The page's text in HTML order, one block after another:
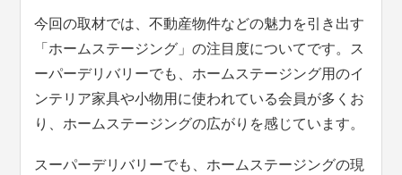
今回の取材では、不動産物件などの魅力を引き出す
「ホームステージング」の注目度についてです。ス
ーパーデリバリーでも、ホームステージング用のイ
ンテリア家具や小物用に使われている会員が多くお
り、ホームステージングの広がりを感じています。
スーパーデリバリーでも、ホームステージングの現